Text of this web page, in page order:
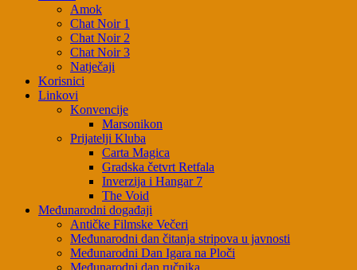
Amok
Chat Noir 1
Chat Noir 2
Chat Noir 3
Natječaji
Korisnici
Linkovi
Konvencije
Marsonikon
Prijatelji Kluba
Carta Magica
Gradska četvrt Retfala
Inverzija i Hangar 7
The Void
Međunarodni događaji
Antičke Filmske Večeri
Međunarodni dan čitanja stripova u javnosti
Međunarodni Dan Igara na Ploči
Međunarodni dan ručnika